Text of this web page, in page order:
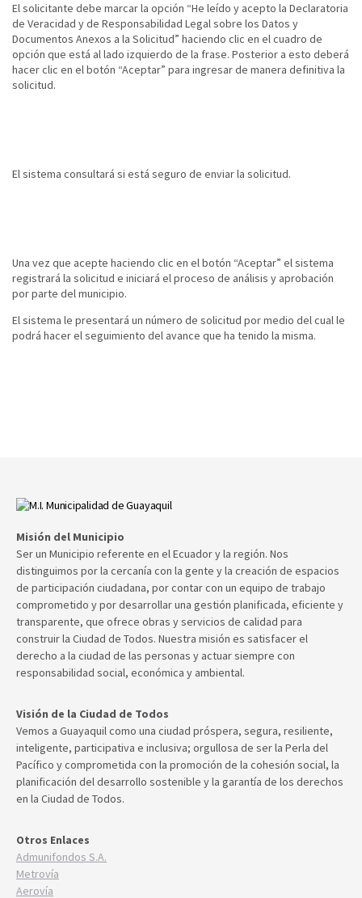
El solicitante debe marcar la opción “He leído y acepto la Declaratoria
de Veracidad y de Responsabilidad Legal sobre los Datos y
Documentos Anexos a la Solicitud” haciendo clic en el cuadro de
opción que está al lado izquierdo de la frase. Posterior a esto deberá
hacer clic en el botón “Aceptar” para ingresar de manera definitiva la
solicitud.
El sistema consultará si está seguro de enviar la solicitud.
Una vez que acepte haciendo clic en el botón “Aceptar” el sistema
registrará la solicitud e iniciará el proceso de análisis y aprobación
por parte del municipio.
El sistema le presentará un número de solicitud por medio del cual le
podrá hacer el seguimiento del avance que ha tenido la misma.
Misión del Municipio
Ser un Municipio referente en el Ecuador y la región. Nos
distinguimos por la cercanía con la gente y la creación de espacios
de participación ciudadana, por contar con un equipo de trabajo
comprometido y por desarrollar una gestión planificada, eficiente y
transparente, que ofrece obras y servicios de calidad para
construir la Ciudad de Todos. Nuestra misión es satisfacer el
derecho a la ciudad de las personas y actuar siempre con
responsabilidad social, económica y ambiental.
Visión de la Ciudad de Todos
Vemos a Guayaquil como una ciudad próspera, segura, resiliente,
inteligente, participativa e inclusiva; orgullosa de ser la Perla del
Pacífico y comprometida con la promoción de la cohesión social, la
planificación del desarrollo sostenible y la garantía de los derechos
en la Ciudad de Todos.
Otros Enlaces
Admunifondos S.A.
Metrovía
Aerovía